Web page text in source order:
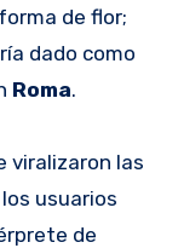
de flor;
dado como
Roma.
viralizaron las
los usuarios
de